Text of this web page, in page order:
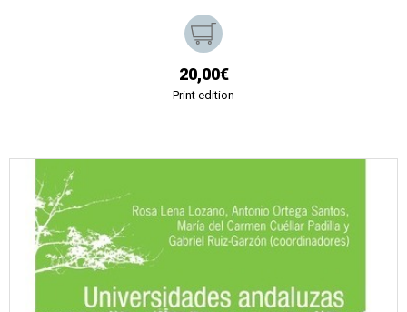
20,00€
Print edition